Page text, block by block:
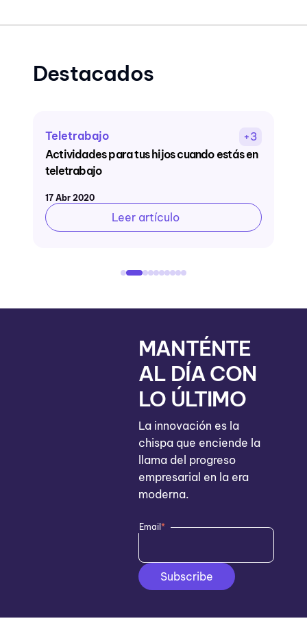
Destacados
Teletrabajo
+3
Actividades para tus hijos cuando estás en
teletrabajo
17 Abr 2020
Leer artículo
MANTÉNTE
AL DÍA CON
LO ÚLTIMO
La innovación es la
chispa que enciende la
llama del progreso
empresarial en la era
moderna.
Email *